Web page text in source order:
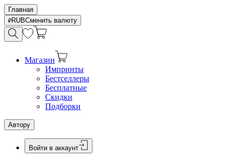
Главная
RUBСменить валюту
Магазин
Импринты
Бестселлеры
Бесплатные
Скидки
Подборки
Автору
Войти в аккаунт